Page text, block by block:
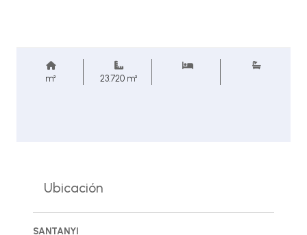
m² 23.720 m²
Ubicación
SANTANYI